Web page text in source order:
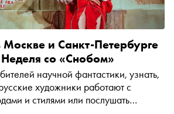
Москве и Санкт-Петербурге
со «Снобом»
научной фантастики, узнать,
художники работают с
и стилями или послушать